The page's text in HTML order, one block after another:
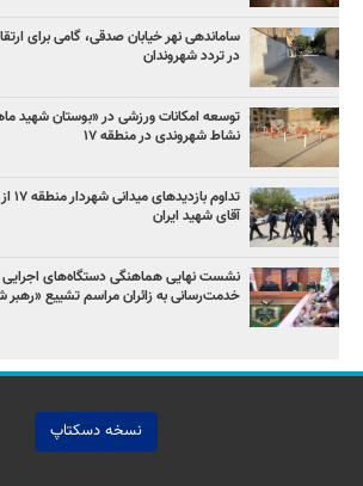
ساماندهی نهر خیابان صدقی، گامی برای
در تردد شهروندان
توسعه امکانات ورزشی در «بوستان شهید
نشاط شهروندی در منطقه ۱۷
آقای شهید ایران
خدمت‌رسانی به زائران مراسم تشییع «رهبر
نسخه دسکتاپ